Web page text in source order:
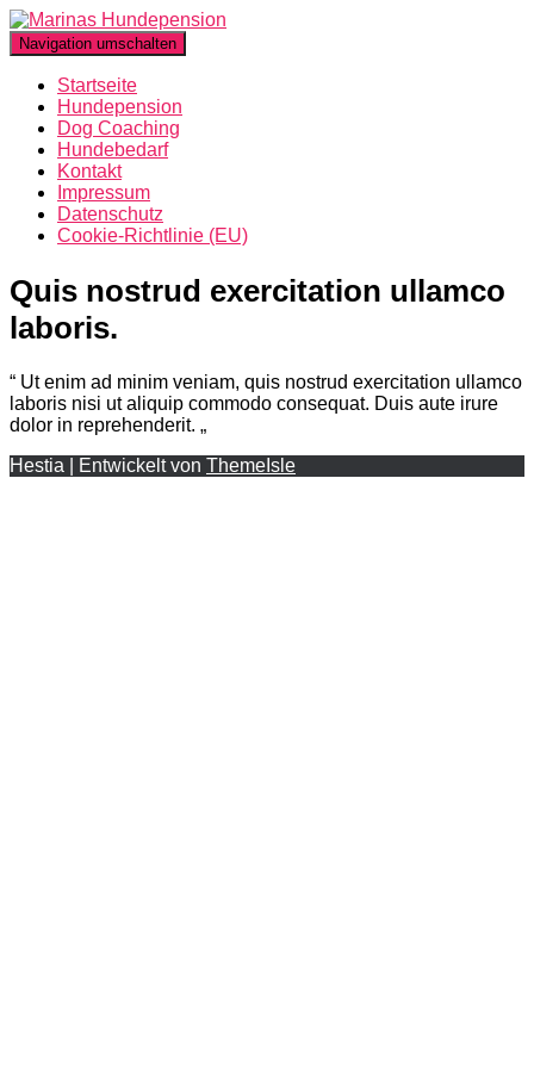
Navigation umschalten
Startseite
Hundepension
Dog Coaching
Hundebedarf
Kontakt
Impressum
Datenschutz
Cookie-Richtlinie (EU)
Quis nostrud exercitation ullamco
laboris.
“ Ut enim ad minim veniam, quis nostrud exercitation ullamco
laboris nisi ut aliquip commodo consequat. Duis aute irure
dolor in reprehenderit. „
Hestia | Entwickelt von ThemeIsle